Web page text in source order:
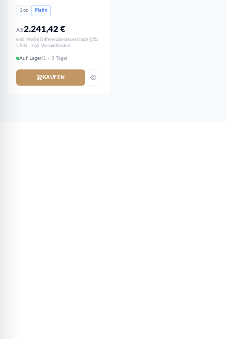
1 oz Platin
AB2.241,42€
(inkl. MwSt) Differenzbesteuert nach §25a
UStG. · zzgl. Versandkosten
Auf Lager(1 - 3 Tage)
KAUFEN